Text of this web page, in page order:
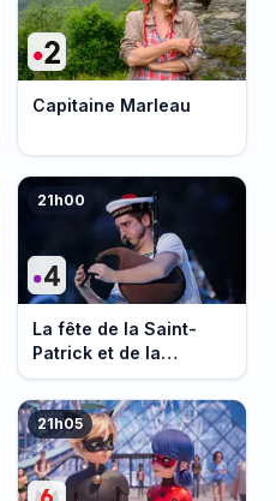
Capitaine Marleau
21h00
La fête de la Saint-
Patrick et de la
Bretagne
21h05